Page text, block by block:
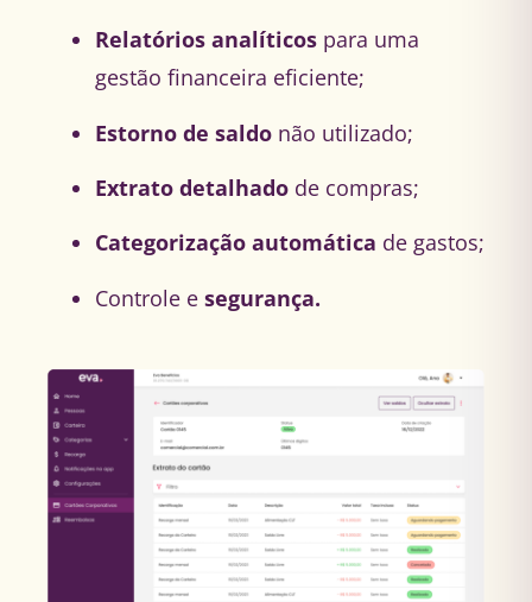
Relatórios analíticos para uma
gestão financeira eficiente​;
Estorno de saldo não utilizado​;
Extrato detalhado de compras​;
Categorização automática de gastos​;
Controle e segurança.